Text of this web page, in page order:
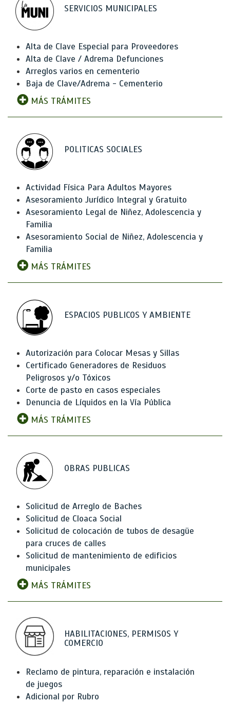
SERVICIOS MUNICIPALES
Alta de Clave Especial para Proveedores
Alta de Clave / Adrema Defunciones
Arreglos varios en cementerio
Baja de Clave/Adrema - Cementerio
MÁS TRÁMITES
POLITICAS SOCIALES
Actividad Física Para Adultos Mayores
Asesoramiento Jurídico Integral y Gratuito
Asesoramiento Legal de Niñez, Adolescencia y
Familia
Asesoramiento Social de Niñez, Adolescencia y
Familia
MÁS TRÁMITES
ESPACIOS PUBLICOS Y AMBIENTE
Autorización para Colocar Mesas y Sillas
Certificado Generadores de Residuos
Peligrosos y/o Tóxicos
Corte de pasto en casos especiales
Denuncia de Líquidos en la Vía Pública
MÁS TRÁMITES
OBRAS PUBLICAS
Solicitud de Arreglo de Baches
Solicitud de Cloaca Social
Solicitud de colocación de tubos de desagüe
para cruces de calles
Solicitud de mantenimiento de edificios
municipales
MÁS TRÁMITES
HABILITACIONES, PERMISOS Y
COMERCIO
Reclamo de pintura, reparación e instalación
de juegos
Adicional por Rubro